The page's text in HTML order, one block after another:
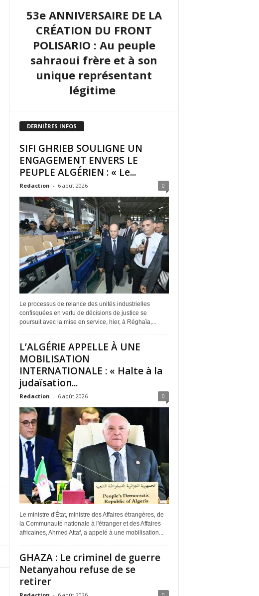
53e ANNIVERSAIRE DE LA
CRÉATION DU FRONT
POLISARIO : Au peuple
sahraoui frère et à son
unique représentant
légitime
DERNIÈRES INFOS
SIFI GHRIEB SOULIGNE UN
ENGAGEMENT ENVERS LE
PEUPLE ALGÉRIEN : « Le...
Redaction - 6 août 2026 0
Le processus de relance des unités industrielles
confisquées en vertu de décisions de justice se
poursuit avec la mise en service, hier, à Réghaïa,...
L’ALGÉRIE APPELLE À UNE
MOBILISATION
INTERNATIONALE : « Halte à la
judaïsation...
Redaction - 6 août 2026 0
Le ministre d'État, ministre des Affaires étrangères, de
la Communauté nationale à l'étranger et des Affaires
africaines, Ahmed Attaf, a appelé à une mobilisation...
GHAZA : Le criminel de guerre
Netanyahou refuse de se
retirer